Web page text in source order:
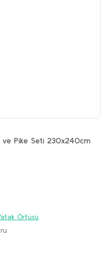
ve Pike Seti 230x240cm
Örtüsü